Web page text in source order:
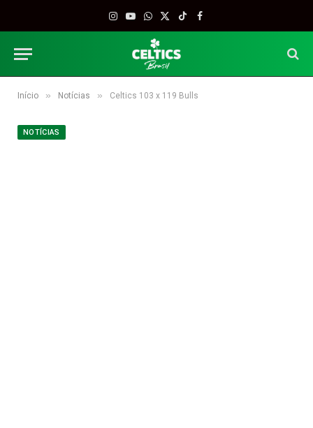
Instagram
YouTube
WhatsApp
X
TikTokFacebook
Início » Notícias » Celtics 103 x 119 Bulls
NOTÍCIAS